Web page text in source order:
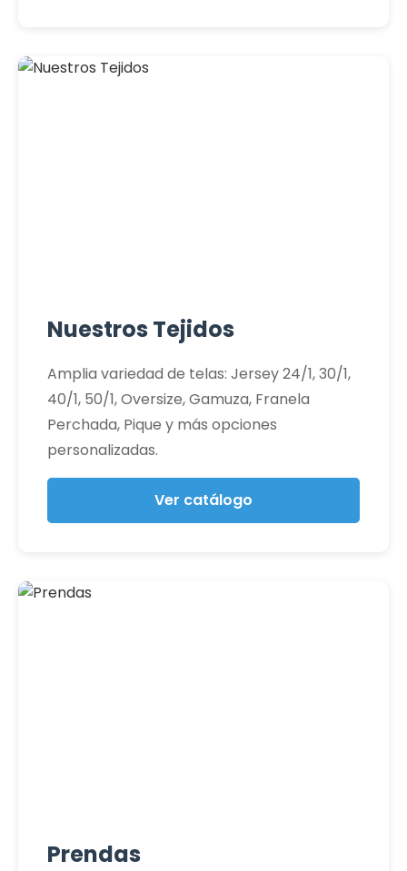
Nuestros Tejidos
Amplia variedad de telas: Jersey 24/1, 30/1,
40/1, 50/1, Oversize, Gamuza, Franela
Perchada, Pique y más opciones
personalizadas.
Ver catálogo
Prendas